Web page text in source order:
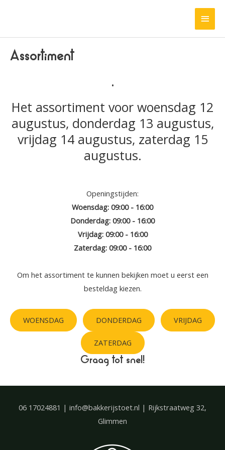
inhoud
Assortiment
.
Het assortiment voor woensdag 12
augustus, donderdag 13 augustus,
vrijdag 14 augustus, zaterdag 15
augustus.
Openingstijden:
Woensdag: 09:00 - 16:00
Donderdag: 09:00 - 16:00
Vrijdag: 09:00 - 16:00
Zaterdag: 09:00 - 16:00
Om het assortiment te kunnen bekijken moet u eerst een
besteldag kiezen.
WOENSDAG DONDERDAG VRIJDAG
ZATERDAG
Graag tot snel!
06 17024881 | info@bakkerijstoet.nl | Rijkstraatweg 32,
Glimmen